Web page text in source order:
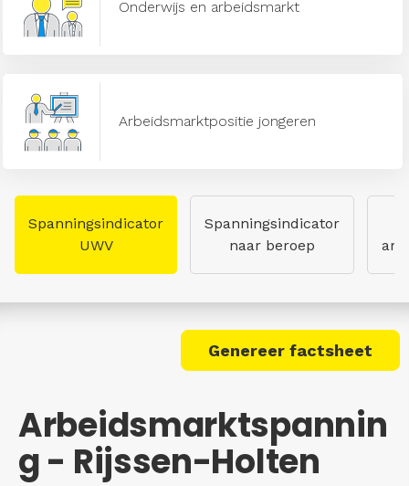
Onderwijs en arbeidsmarkt
Arbeidsmarktpositie jongeren
Spanningsindicator
UWV
Spanningsindicator
naar beroep
Genereer factsheet
Arbeidsmarktspannin
g - Rijssen-Holten